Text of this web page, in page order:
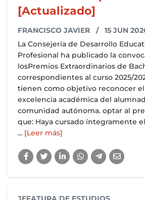
[Actualizado]
FRANCISCO JAVIER / 15 JUN
La Consejería de Desarrollo
Profesional ha publicado la
losPremios Extraordinarios de
correspondientes al curso 2025/
tienen como objetivo reconocer el
excelencia académica del
comunidad autónoma. optar al
que: Haya cursado íntegramente
... [Leer más]